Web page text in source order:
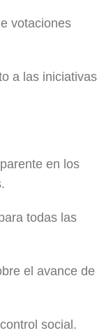
votaciones
a las iniciativas
en los
todas las
el avance de
social.